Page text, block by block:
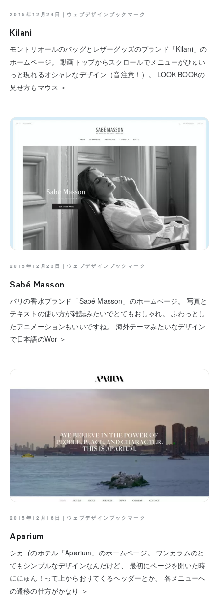
2015年12月24日｜ ウェブデザインブックマーク
Kilani
モントリオールのバッグとレザーグッズのブランド「Kilani」の
ホームページ。 動画トップからスクロールでメニューがひゅい
っと現れるオシャレなデザイン（音注意！）。 LOOK BOOKの
見せ方もマウス ＞
2015年12月23日｜ ウェブデザインブックマーク
Sabé Masson
パリの香水ブランド「Sabé Masson」のホームページ。 写真と
テキストの使い方が雑誌みたいでとてもおしゃれ。 ふわっとし
たアニメーションもいいですね。 海外テーマみたいなデザイン
で日本語のWor ＞
2015年12月16日｜ ウェブデザインブックマーク
Aparium
シカゴのホテル「Aparium」のホームページ。 ワンカラムのと
てもシンプルなデザインなんだけど、 最初にページを開いた時
ににゅん！って上からおりてくるヘッダーとか、 各メニューへ
の遷移の仕方がかなり ＞